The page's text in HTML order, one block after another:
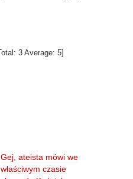
3 Average: 5]
Gej, ateista mówi we
właściwym czasie